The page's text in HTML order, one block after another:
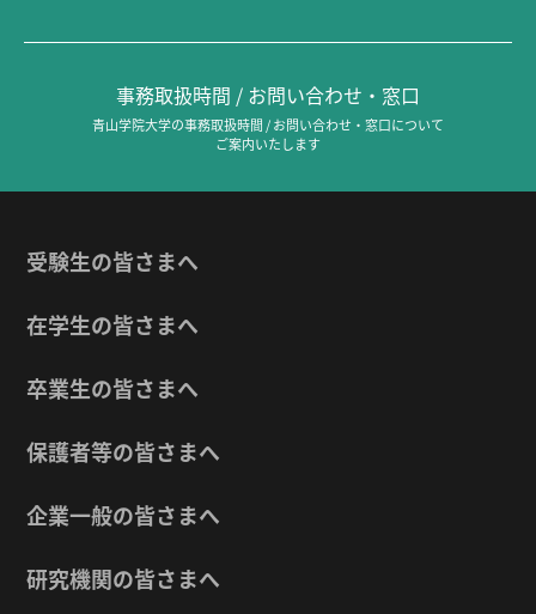
事務取扱時間 / お問い合わせ・窓口
青山学院大学の事務取扱時間 / お問い合わせ・窓口について
ご案内いたします
受験生の皆さまへ
在学生の皆さまへ
卒業生の皆さまへ
保護者等の皆さまへ
企業一般の皆さまへ
研究機関の皆さまへ